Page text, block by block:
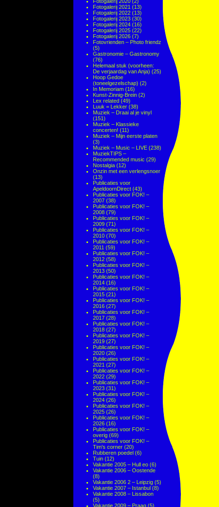
Fotogalerij 2021 (13)
Fotogalerij 2022 (13)
Fotogalerij 2023 (30)
Fotogalerij 2024 (16)
Fotogalerij 2025 (22)
Fotogalerij 2026 (7)
Fotovrienden – Photo friendz
(5)
Gastronomie – Gastronomy
(76)
Helemaal stuk (voorheen:
De verjaardag van Anja) (25)
Hoop Gedoe
(toneelgezelschap) (2)
In Memoriam (16)
Kunst-Zinnig-Brein (2)
Lex related (49)
Luuk = Lekker (38)
Muziek – Draai al je vinyl
(151)
Muziek – Klassieke
concerten! (11)
Muziek – Mijn eerste platen
(3)
Muziek – Music – LIVE (238)
MuziekTIPS –
Recommended music (29)
Nostalgia (12)
Onzin met een verlengsnoer
(13)
Publicaties voor
ApeldoornDirect (43)
Publicaties voor FOK! –
2007 (38)
Publicaties voor FOK! –
2008 (79)
Publicaties voor FOK! –
2009 (71)
Publicaties voor FOK! –
2010 (70)
Publicaties voor FOK! –
2011 (59)
Publicaties voor FOK! –
2012 (58)
Publicaties voor FOK! –
2013 (50)
Publicaties voor FOK! –
2014 (16)
Publicaties voor FOK! –
2015 (21)
Publicaties voor FOK! –
2016 (27)
Publicaties voor FOK! –
2017 (28)
Publicaties voor FOK! –
2018 (27)
Publicaties voor FOK! –
2019 (27)
Publicaties voor FOK! –
2020 (26)
Publicaties voor FOK! –
2021 (27)
Publicaties voor FOK! –
2022 (29)
Publicaties voor FOK! –
2023 (31)
Publicaties voor FOK! –
2024 (26)
Publicaties voor FOK! –
2025 (26)
Publicaties voor FOK! –
2026 (16)
Publicaties voor FOK! –
overig (69)
Publicaties voor FOK! –
Tim's corner (20)
Rubberen poedel (6)
Tuin (12)
Vakantie 2005 – Hull eo (6)
Vakantie 2006 – Oostende
(8)
Vakantie 2006 2 – Leipzig (5)
Vakantie 2007 – Istanbul (8)
Vakantie 2008 – Lissabon
(5)
Vakantie 2009 – Praag (5)